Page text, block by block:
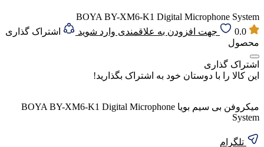
BOYA BY-XM6-K1 Digital Microphone System
0.0
جهت افزودن به علاقمندی وارد شوید
اشتراک گذاری
محصول
اشتراک گذاری
این کالا را با دوستان خود به اشتراک بگذارید!
میکروفن بی سیم بویا BOYA BY-XM6-K1 Digital Microphone
System
تلگرام